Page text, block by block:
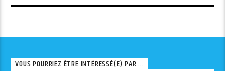
VOUS POURRIEZ ÊTRE INTÉRESSÉ(E) PAR ...